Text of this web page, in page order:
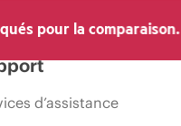
pour la comparaison.
d’assistance